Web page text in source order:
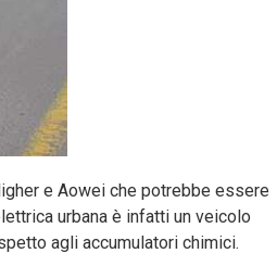
e Aowei che potrebbe essere
urbana è infatti un veicolo
agli accumulatori chimici.